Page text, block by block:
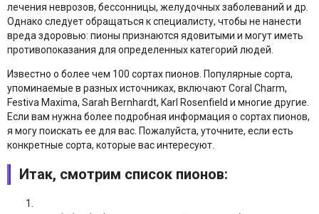
лечения неврозов, бессонницы, желудочных заболеваний и др.
Однако следует обращаться к специалисту, чтобы не нанести
вреда здоровью: пионы признаются ядовитыми и могут иметь
противопоказания для определенных категорий людей.
Известно о более чем 100 сортах пионов. Популярные сорта,
упоминаемые в разных источниках, включают Coral Charm,
Festiva Maxima, Sarah Bernhardt, Karl Rosenfield и многие другие.
Если вам нужна более подробная информация о сортах пионов,
я могу поискать ее для вас. Пожалуйста, уточните, если есть
конкретные сорта, которые вас интересуют.
Итак, смотрим список пионов: